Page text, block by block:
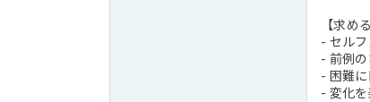
【求め
- セル
- 前例
- 困難
- 変化